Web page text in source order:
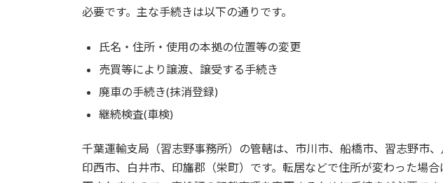
必要です。主な手続きは以下の通りです。
氏名・住所・使用の本拠の位置等の変更
売買等により譲渡、譲受する手続き
廃車の手続き(抹消登録)
継続検査(車検)
千葉運輸支局（習志野事務所）の管轄は、市川市、船橋市、習志野市、
印西市、白井市、印旛郡（栄町）です。転居などで住所が変わった場